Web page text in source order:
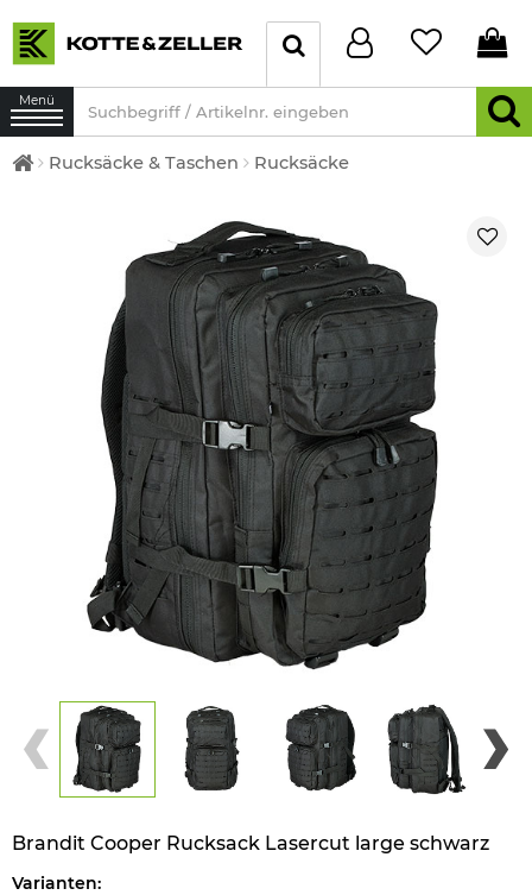
Menü
Rucksäcke & Taschen Rucksäcke
Brandit Cooper Rucksack Lasercut large schwarz
Varianten: